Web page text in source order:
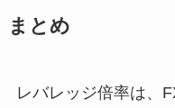
まとめ
レバレッジ倍率は、